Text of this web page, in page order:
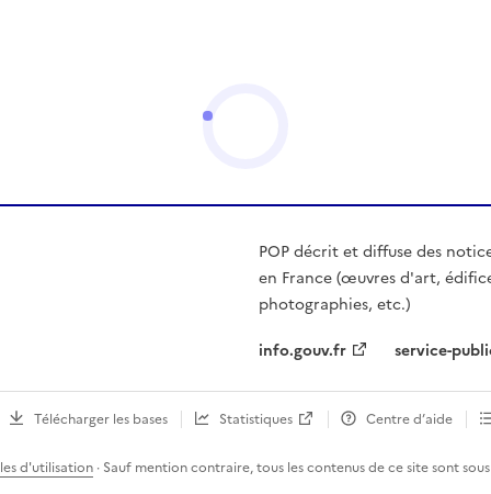
POP décrit et diffuse des
en France (œuvres d'art,
photographies, etc.)
info.gouv.fr
service-
Télécharger les bases Statistiques Centre d’aide
d'utilisation · Sauf mention contraire, tous les contenus de ce site sont sous